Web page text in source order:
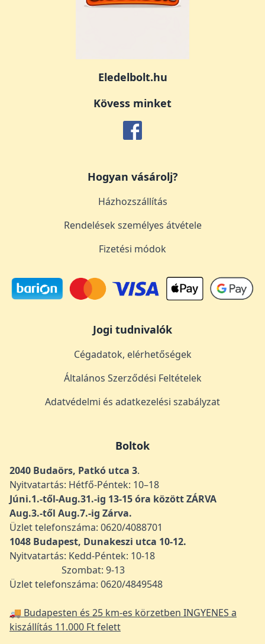
Eledelbolt.hu
Kövess minket
Hogyan vásárolj?
Házhozszállítás
Rendelések személyes átvétele
Fizetési módok
Jogi tudnivalók
Cégadatok, elérhetőségek
Általános Szerződési Feltételek
Adatvédelmi és adatkezelési szabályzat
Boltok
2040 Budaörs, Patkó utca 3.
Nyitvatartás: Hétfő-Péntek: 10–18
Júni.1.-től-Aug.31.-ig 13-15 óra között ZÁRVA
Aug.3.-től Aug.7.-ig Zárva.
Üzlet telefonszáma: 0620/4088701
1048 Budapest, Dunakeszi utca 10-12.
Nyitvatartás: Kedd-Péntek: 10-18
Szombat: 9-13
Üzlet telefonszáma: 0620/4849548
🚚 Budapesten és 25 km-es körzetben INGYENES a
kiszállítás 11.000 Ft felett